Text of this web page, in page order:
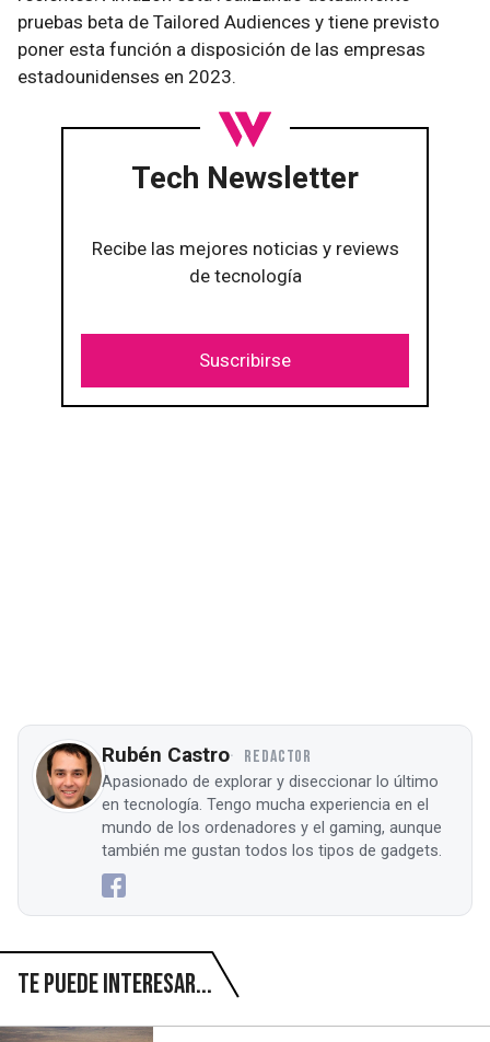
pruebas beta de Tailored Audiences y tiene previsto
poner esta función a disposición de las empresas
estadounidenses en 2023.
Tech Newsletter
Recibe las mejores noticias y reviews
de tecnología
Suscribirse
Rubén Castro REDACTOR
Apasionado de explorar y diseccionar lo último
en tecnología. Tengo mucha experiencia en el
mundo de los ordenadores y el gaming, aunque
también me gustan todos los tipos de gadgets.
Te puede interesar...